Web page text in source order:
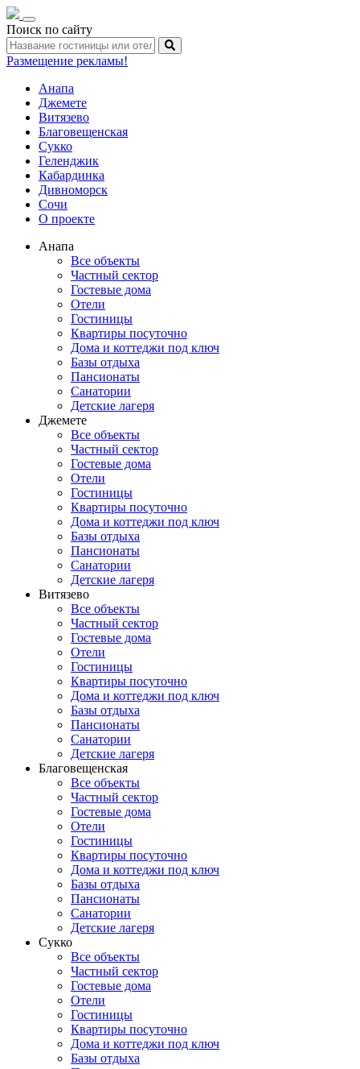
Toggle
navigation
Поиск по сайту
Размещение рекламы!
Анапа
Джемете
Витязево
Благовещенская
Сукко
Геленджик
Кабардинка
Дивноморск
Сочи
О проекте
Анапа
Все объекты
Частный сектор
Гостевые дома
Отели
Гостиницы
Квартиры посуточно
Дома и коттеджи под ключ
Базы отдыха
Пансионаты
Санатории
Детские лагеря
Джемете
Все объекты
Частный сектор
Гостевые дома
Отели
Гостиницы
Квартиры посуточно
Дома и коттеджи под ключ
Базы отдыха
Пансионаты
Санатории
Детские лагеря
Витязево
Все объекты
Частный сектор
Гостевые дома
Отели
Гостиницы
Квартиры посуточно
Дома и коттеджи под ключ
Базы отдыха
Пансионаты
Санатории
Детские лагеря
Благовещенская
Все объекты
Частный сектор
Гостевые дома
Отели
Гостиницы
Квартиры посуточно
Дома и коттеджи под ключ
Базы отдыха
Пансионаты
Санатории
Детские лагеря
Сукко
Все объекты
Частный сектор
Гостевые дома
Отели
Гостиницы
Квартиры посуточно
Дома и коттеджи под ключ
Базы отдыха